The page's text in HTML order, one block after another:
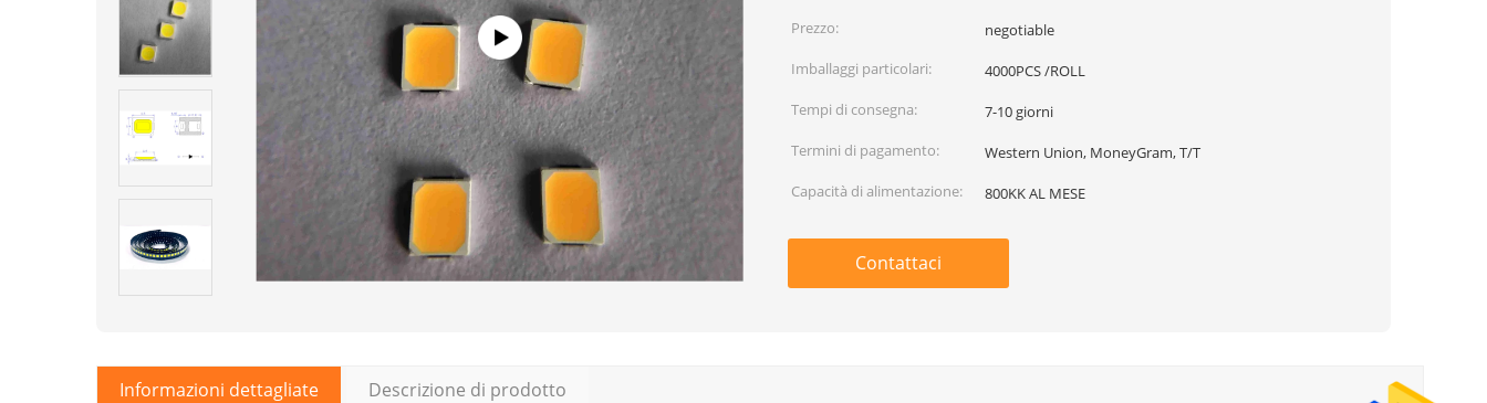
Prezzo:
negotiable
Imballaggi particolari:
4000PCS /ROLL
Tempi di consegna:
7-10 giorni
Termini di pagamento:
Western Union, MoneyGram, T/T
Capacità di alimentazione:
800KK AL MESE
Contattaci
Informazioni dettagliate Descrizione di prodotto